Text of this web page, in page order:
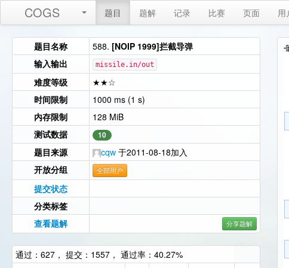
COGS 题目 题解 记录 比赛 页面 用
题目名称 588. [NOIP 1999]拦截导弹
输入输出
missile.in/out
难度等级
★★☆
时间限制
1000 ms (1 s)
内存限制
128 MiB
测试数据
10
题目来源 cqw 于2011-08-18加入
开放分组
全部用户
提交状态
分类标签
查看题解
分享题解
通过：627， 提交：1557， 通过率：40.27%